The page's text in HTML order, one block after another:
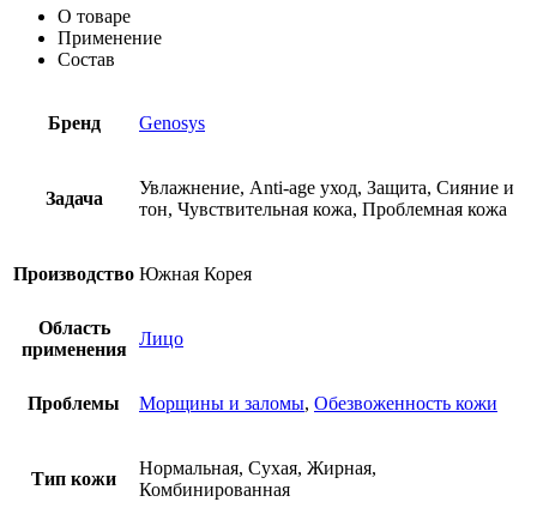
О товаре
Применение
Состав
Бренд Genosys
Задача
Увлажнение, Anti-age уход, Защита, Сияние и
тон, Чувствительная кожа, Проблемная кожа
Производство Южная Корея
Область
применения
Лицо
Проблемы Морщины и заломы, Обезвоженность кожи
Тип кожи
Нормальная, Сухая, Жирная,
Комбинированная